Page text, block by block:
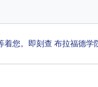
您。即刻查 布拉福德学